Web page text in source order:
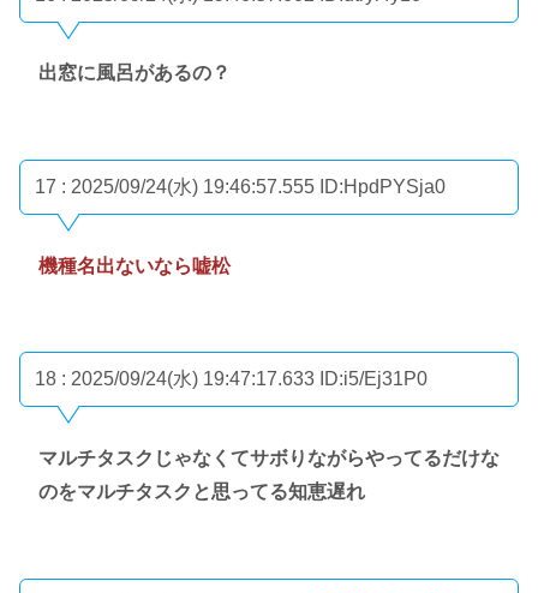
出窓に風呂があるの？
17 : 2025/09/24(水) 19:46:57.555 ID:HpdPYSja0
機種名出ないなら嘘松
18 : 2025/09/24(水) 19:47:17.633 ID:i5/Ej31P0
マルチタスクじゃなくてサボりながらやってるだけな
のをマルチタスクと思ってる知恵遅れ